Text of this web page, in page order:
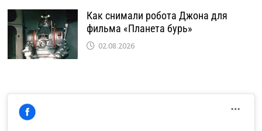
Как снимали робота Джона для
фильма «Планета бурь»
02.08.2026